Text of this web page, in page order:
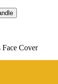
Face Cover